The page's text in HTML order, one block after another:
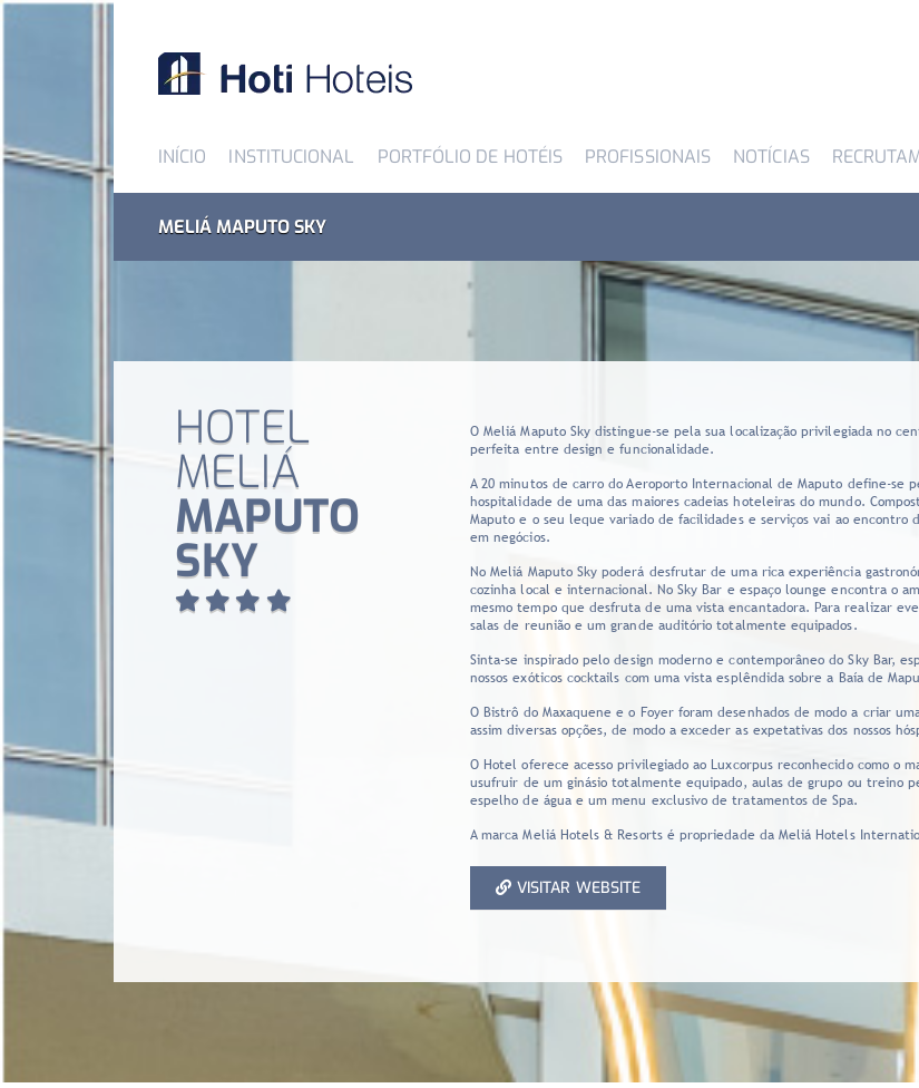
INÍCIO INSTITUCIONAL PORTFÓLIO DE HOTÉIS PROFISSIONAIS NOTÍCIAS
MELIÁ MAPUTO SKY
HOTEL
MELIÁ
MAPUTO
SKY
O Meliá Maputo Sky distingue-se pela sua localização privilegiada no
perfeita entre design e funcionalidade.
A 20 minutos de carro do Aeroporto Internacional de Maputo define-se
hospitalidade de uma das maiores cadeias hoteleiras do mundo.
Maputo e o seu leque variado de facilidades e serviços vai ao
em negócios.
No Meliá Maputo Sky poderá desfrutar de uma rica experiência
cozinha local e internacional. No Sky Bar e espaço lounge encontra o
mesmo tempo que desfruta de uma vista encantadora. Para realizar
salas de reunião e um grande auditório totalmente equipados.
Sinta-se inspirado pelo design moderno e contemporâneo do Sky Bar,
nossos exóticos cocktails com uma vista esplêndida sobre a Baía de
O Bistrô do Maxaquene e o Foyer foram desenhados de modo a criar
assim diversas opções, de modo a exceder as expetativas dos nossos
O Hotel oferece acesso privilegiado ao Luxcorpus reconhecido como o
usufruir de um ginásio totalmente equipado, aulas de grupo ou treino
espelho de água e um menu exclusivo de tratamentos de Spa.
A marca Meliá Hotels & Resorts é propriedade da Meliá Hotels
VISITAR WEBSITE